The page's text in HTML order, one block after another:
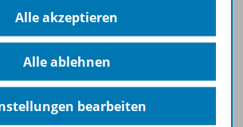
ZU DEN ABO-ANGEBOTEN
Alle akzeptieren
Alle ablehnen
bearbeiten